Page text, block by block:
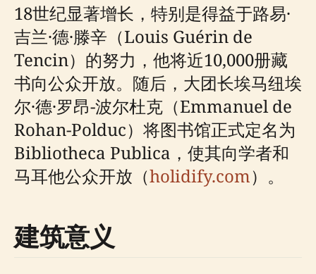
18世纪显著增长，特别是得益于路易·
吉兰·德·滕辛（Louis Guérin de
Tencin）的努力，他将近10,000册藏
书向公众开放。随后，大团长埃马纽埃
尔·德·罗昂-波尔杜克（Emmanuel de
Rohan-Polduc）将图书馆正式定名为
Bibliotheca Publica，使其向学者和
马耳他公众开放（holidify.com）。
建筑意义